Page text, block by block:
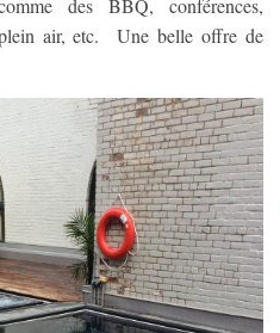
des BBQ, conférences,
plein air, etc. Une belle offre de